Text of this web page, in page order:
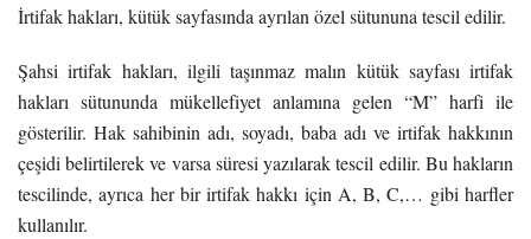
İrtifak hakları, kütük sayfasında ayrılan özel sütununa tescil edilir.
Şahsi irtifak hakları, ilgili taşınmaz malın kütük sayfası irtifak
hakları sütununda mükellefiyet anlamına gelen “M” harfi ile
gösterilir. Hak sahibinin adı, soyadı, baba adı ve irtifak hakkının
çeşidi belirtilerek ve varsa süresi yazılarak tescil edilir. Bu hakların
tescilinde, ayrıca her bir irtifak hakkı için A, B, C,… gibi harfler
kullanılır.